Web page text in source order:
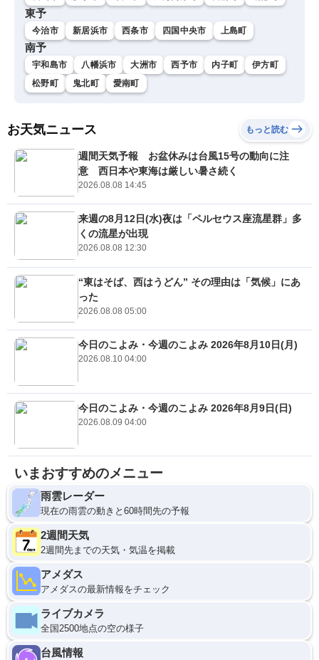
東予
今治市 新居浜市 西条市 四国中央市 上島町
南予
宇和島市 八幡浜市 大洲市 西予市 内子町
伊方町
松野町
鬼北町 愛南町
お天気ニュース もっと読む
週間天気予報 お盆休みは台風15号の動向に注
意 西日本や東海は厳しい暑さ続く
2026.08.08 14:45
来週の8月12日(水)夜は「ペルセウス座流星群」多
くの流星が出現
2026.08.08 12:30
“東はそば、西はうどん” その理由は「気候」にあ
った
2026.08.08 05:00
今日のこよみ・今週のこよみ 2026年8月10日(月)
2026.08.10 04:00
今日のこよみ・今週のこよみ 2026年8月9日(日)
2026.08.09 04:00
いまおすすめのメニュー
雨雲レーダー
現在の雨雲の動きと60時間先の予報
2週間天気
2週間先までの天気・気温を掲載
アメダス
アメダスの最新情報をチェック
ライブカメラ
全国2500地点の空の様子
台風情報